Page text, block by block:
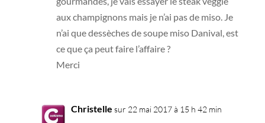
aux champignons mais je n’ai pas de miso. Je
n’ai que dessèches de soupe miso Danival, est
ce que ça peut faire l’affaire ?
Merci
Christelle sur 22 mai 2017 à 15 h 42 min